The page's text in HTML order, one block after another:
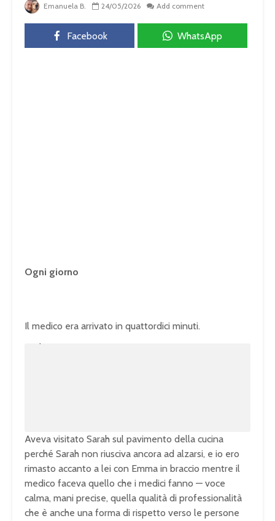
Emanuela B. 24/05/2026 Add comment
Facebook WhatsApp
Ogni giorno
Il medico era arrivato in quattordici minuti.
Aveva visitato Sarah sul pavimento della cucina
perché Sarah non riusciva ancora ad alzarsi, e io ero
rimasto accanto a lei con Emma in braccio mentre il
medico faceva quello che i medici fanno — voce
calma, mani precise, quella qualità di professionalità
che è anche una forma di rispetto verso le persone